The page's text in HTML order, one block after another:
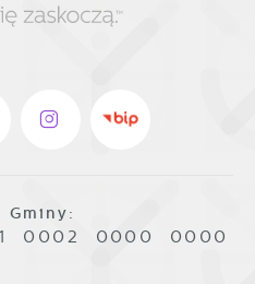
0002 0000 0000